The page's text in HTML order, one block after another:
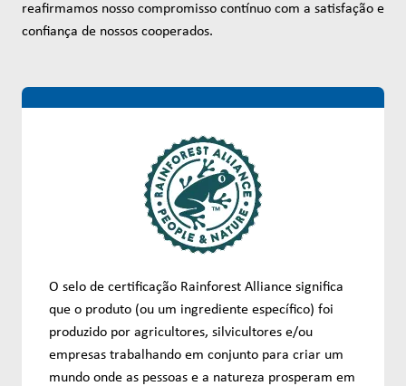
reafirmamos nosso compromisso contínuo com a satisfação e
confiança de nossos cooperados.
O selo de certificação Rainforest Alliance significa
que o produto (ou um ingrediente específico) foi
produzido por agricultores, silvicultores e/ou
empresas trabalhando em conjunto para criar um
mundo onde as pessoas e a natureza prosperam em